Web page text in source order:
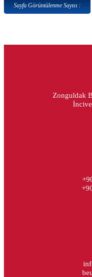
Sayfa Görüntülenme Sayısı :
Zonguldak